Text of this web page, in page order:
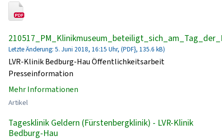
Letzte Änderung: 5. Juni 2018, 16:15 Uhr, (PDF}, 135.6 kB)
LVR-Klinik Bedburg-Hau Öffentlichkeitsarbeit
Presseinformation
Mehr Informationen
Artikel
Tagesklinik Geldern (Fürstenbergklinik) - LVR-Klinik
Bedburg-Hau